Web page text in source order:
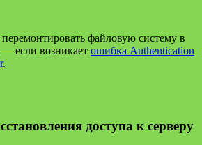
файловую систему в
если возникает ошибка Authentication
доступа к серверу